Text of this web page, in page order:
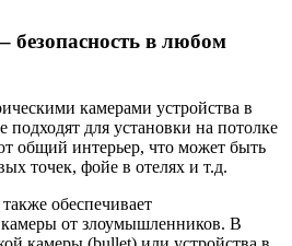
безопасность в любом
камерами устройства в
для установки на потолке
общий интерьер, что может быть
точек, фойе в отелях и т.д.
обеспечивает
от злоумышленников. В